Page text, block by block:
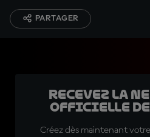
PARTAGER
Recevez la
officielle de
Créez dès maintenant